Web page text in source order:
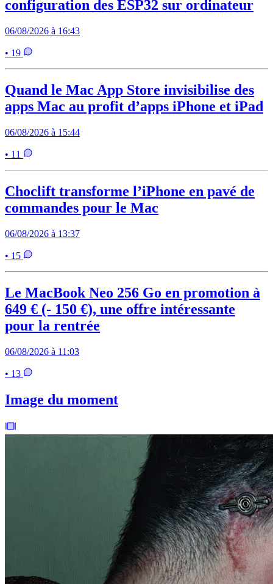
configuration des ESP32 sur ordinateur
06/08/2026 à 16:43
• 19
Quand le Mac App Store invisibilise des
apps Mac au profit d’apps iPhone et iPad
06/08/2026 à 15:44
• 11
Choclift transforme l’iPhone en pavé de
commandes pour le Mac
06/08/2026 à 13:37
• 15
Le MacBook Neo 256 Go en promotion à
649 € (- 150 €), une offre intéressante
pour la rentrée
06/08/2026 à 11:03
• 13
Image du moment